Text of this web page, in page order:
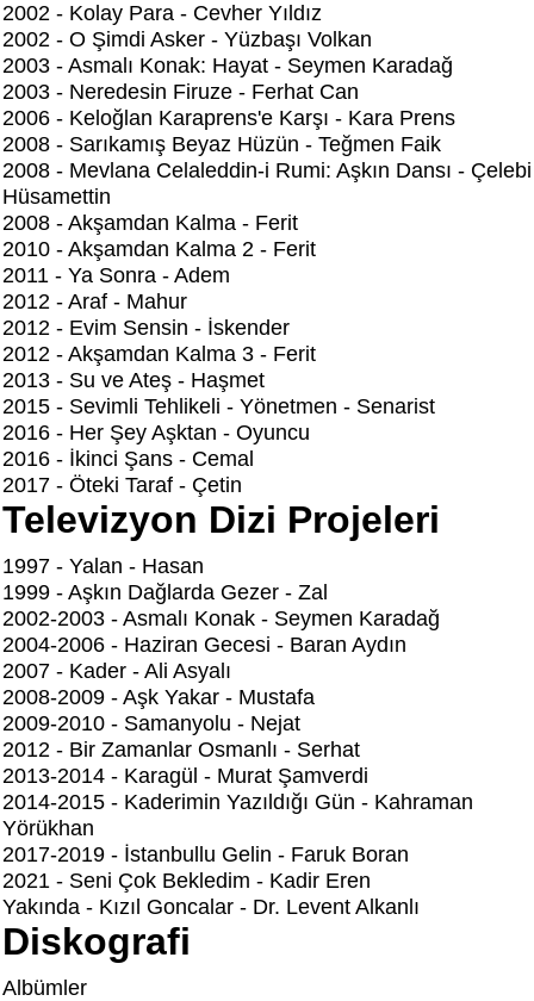
2002 - Kolay Para - Cevher Yıldız
2002 - O Şimdi Asker - Yüzbaşı Volkan
2003 - Asmalı Konak: Hayat - Seymen Karadağ
2003 - Neredesin Firuze - Ferhat Can
2006 - Keloğlan Karaprens'e Karşı - Kara Prens
2008 - Sarıkamış Beyaz Hüzün - Teğmen Faik
2008 - Mevlana Celaleddin-i Rumi: Aşkın Dansı - Çelebi
Hüsamettin
2008 - Akşamdan Kalma - Ferit
2010 - Akşamdan Kalma 2 - Ferit
2011 - Ya Sonra - Adem
2012 - Araf - Mahur
2012 - Evim Sensin - İskender
2012 - Akşamdan Kalma 3 - Ferit
2013 - Su ve Ateş - Haşmet
2015 - Sevimli Tehlikeli - Yönetmen - Senarist
2016 - Her Şey Aşktan - Oyuncu
2016 - İkinci Şans - Cemal
2017 - Öteki Taraf - Çetin
Televizyon Dizi Projeleri
1997 - Yalan - Hasan
1999 - Aşkın Dağlarda Gezer - Zal
2002-2003 - Asmalı Konak - Seymen Karadağ
2004-2006 - Haziran Gecesi - Baran Aydın
2007 - Kader - Ali Asyalı
2008-2009 - Aşk Yakar - Mustafa
2009-2010 - Samanyolu - Nejat
2012 - Bir Zamanlar Osmanlı - Serhat
2013-2014 - Karagül - Murat Şamverdi
2014-2015 - Kaderimin Yazıldığı Gün - Kahraman
Yörükhan
2017-2019 - İstanbullu Gelin - Faruk Boran
2021 - Seni Çok Bekledim - Kadir Eren
Yakında - Kızıl Goncalar - Dr. Levent Alkanlı
Diskografi
Albümler